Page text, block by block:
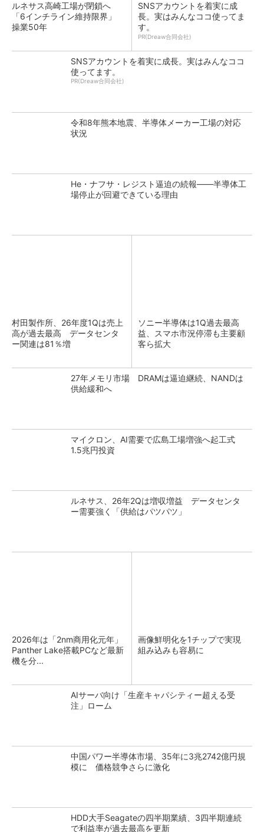
ルネサス高崎工場が閉鎖へ
「6インチライン維持限界」
操業50年
SNSアカウントを着実に成
長。実はみんなココ使ってま
す。
PR(Dreaw合同会社)
SNSアカウントを着実に成長。実はみんなココ
使ってます。
PR(Dreaw合同会社)
令和8年熊本地震、半導体メーカー工場の対応
状況
He・ナフサ・レジスト逼迫の続報――半導体工
場停止が回避できている理由
村田製作所、26年度1Qは売上
高が過去最高 データセンタ
ー関連は81％増
ソニー半導体は1Q過去最高
益、スマホ市況停滞も主要顧
客ら拡大
27年メモリ市場 DRAMは逼迫継続、NANDは
供給緩和へ
マイクロン、AI需要で広島工場増強へ起工式
1.5兆円投資
ルネサス、26年2Qは増収増益 データセンタ
ー需要強く「供給はパツパツ」
2026年は「2nm商用化元年」
Panther Lake搭載PCなど最新
機を分...
画像鮮明化を1チップで実現
組み込みも容易に
AIサーバ向け「生産キャパシティー超える受
注」ローム
中国パワー半導体市場、35年に3兆2742億円規
模に 価格競争さらに激化
HDD大手Seagateの四半期業績、3四半期連続
で利益率が過去最高を更新